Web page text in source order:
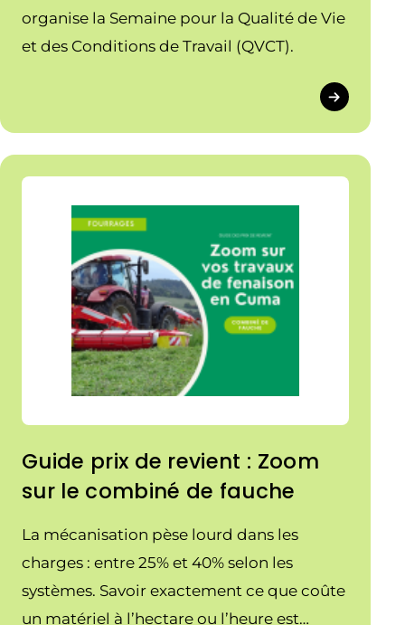
organise la Semaine pour la Qualité de Vie
et des Conditions de Travail (QVCT).
Guide prix de revient : Zoom
sur le combiné de fauche
La mécanisation pèse lourd dans les
charges : entre 25% et 40% selon les
systèmes. Savoir exactement ce que coûte
un matériel à l’hectare ou l’heure est